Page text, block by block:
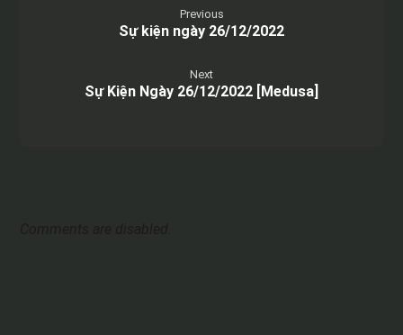
Previous
Sự kiện ngày 26/12/2022
Next
Sự Kiện Ngày 26/12/2022 [Medusa]